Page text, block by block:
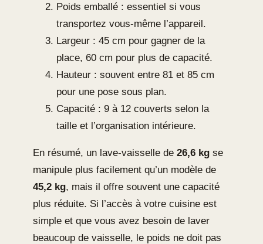
Poids emballé : essentiel si vous
transportez vous-même l’appareil.
Largeur : 45 cm pour gagner de la
place, 60 cm pour plus de capacité.
Hauteur : souvent entre 81 et 85 cm
pour une pose sous plan.
Capacité : 9 à 12 couverts selon la
taille et l’organisation intérieure.
En résumé, un lave-vaisselle de 26,6 kg se
manipule plus facilement qu’un modèle de
45,2 kg, mais il offre souvent une capacité
plus réduite. Si l’accès à votre cuisine est
simple et que vous avez besoin de laver
beaucoup de vaisselle, le poids ne doit pas